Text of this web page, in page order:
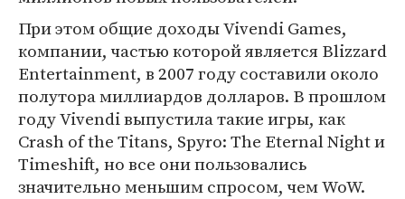
При этом общие доходы Vivendi Games,
компании, частью которой является Blizzard
Entertainment, в 2007 году составили около
полутора миллиардов долларов. В прошлом
году Vivendi выпустила такие игры, как
Crash of the Titans, Spyro: The Eternal Night и
Timeshift, но все они пользовались
значительно меньшим спросом, чем WoW.